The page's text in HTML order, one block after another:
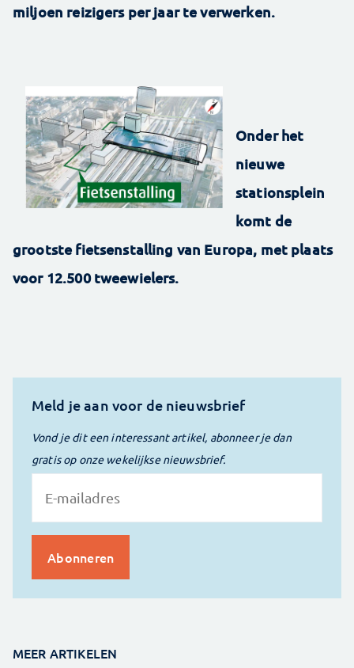
miljoen reizigers per jaar te verwerken.
Onder het
nieuwe
stationsplein
komt de
grootste fietsenstalling van Europa, met plaats
voor 12.500 tweewielers.
Meld je aan voor de nieuwsbrief
Vond je dit een interessant artikel, abonneer je dan
gratis op onze wekelijkse nieuwsbrief.
MEER ARTIKELEN